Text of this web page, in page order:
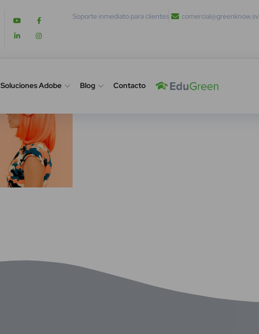
Soporte inmediato para clientes comercial@greenknow.sv
Soluciones Adobe Blog Contacto